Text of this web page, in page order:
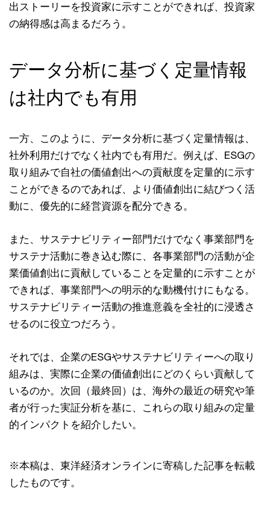
出ストーリーを投資家に⽰すことができれば、投資家
の納得感は⾼まるだろう。
データ分析に基づく定量情報
は社内でも有⽤
⼀⽅、このように、データ分析に基づく定量情報は、
社外利⽤だけでなく社内でも有⽤だ。例えば、ESGの
取り組みで⾃社の価値創出への貢献度を定量的に⽰す
ことができるのであれば、より価値創出に結びつく活
動に、優先的に経営資源を配分できる。
また、サステナビリティー部⾨だけでなく事業部⾨を
サステナ活動に巻き込む際に、各事業部⾨の活動が企
業価値創出に貢献していることを定量的に⽰すことが
できれば、事業部⾨への明⽰的な動機付けにもなる。
サステナビリティー活動の推進意義を全社的に浸透さ
せるのに役⽴つだろう。
それでは、企業のESGやサステナビリティーへの取り
組みは、実際に企業の価値創出にどのくらい貢献して
いるのか。次回（最終回）は、海外の最近の研究や筆
者が⾏った実証分析を基に、これらの取り組みの定量
的インパクトを紹介したい。
※本稿は、東洋経済オンラインに寄稿した記事を転載
したものです。